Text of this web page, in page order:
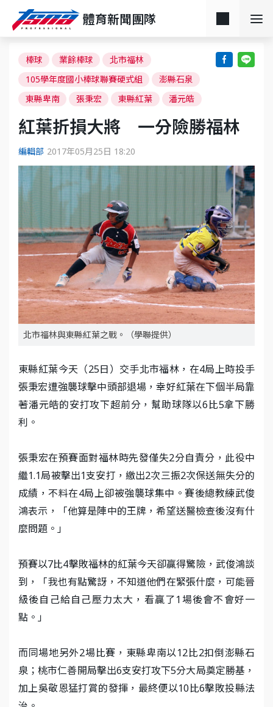
體育新聞團隊
棒球 業餘棒球
北市福林
105學年度國小棒球聯賽硬式組
澎縣石泉
東縣卑南
張秉宏 東縣紅葉 潘元皓
紅葉折損大將 一分險勝福林
編輯部 2017年05月25日 18:20
北市福林與東縣紅葉之戰。（學聯提供）
東縣紅葉今天（25日）交手北市福林，在4局上時投手
張秉宏遭強襲球擊中頭部退場，幸好紅葉在下個半局靠
著潘元皓的安打攻下超前分，幫助球隊以6比5拿下勝
利。
張秉宏在預賽面對福林時先發僅失2分自責分，此役中
繼1.1局被擊出1支安打，繳出2次三振2次保送無失分的
成績，不料在4局上卻被強襲球集中。賽後總教練武俊
鴻表示，「他算是陣中的王牌，希望送醫檢查後沒有什
麼問題。」
預賽以7比4擊敗福林的紅葉今天卻贏得驚險，武俊鴻談
到，「我也有點驚訝，不知道他們在緊張什麼，可能晉
級後自己給自己壓力太大，看贏了1場後會不會好一
點。」
而同場地另外2場比賽，東縣卑南以12比2扣倒澎縣石
泉；桃市仁善開局擊出6支安打攻下5分大局奠定勝基，
加上吳敬恩猛打賞的發揮，最終便以10比6擊敗投縣法